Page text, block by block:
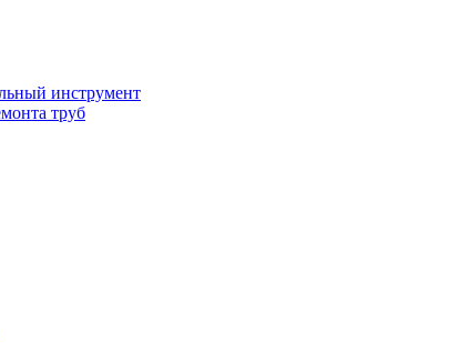
инструмент
труб